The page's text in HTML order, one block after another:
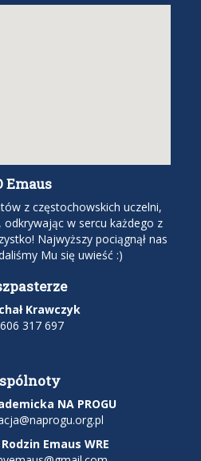
Emaus
z częstochowskich uczelni,
odkrywając w sercu każdego z
Najwyższy pociągnął nas
Mu się uwieść :)
Krawczyk
317 697
NA PROGU
Emaus WRE